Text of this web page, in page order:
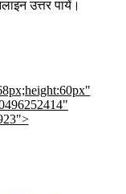
उत्तर पायें।